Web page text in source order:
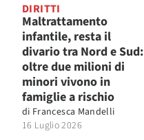
DIRITTI
Maltrattamento
infantile, resta il
divario tra Nord e Sud:
oltre due milioni di
minori vivono in
famiglie a rischio
di Francesca Mandelli
16 Luglio 2026